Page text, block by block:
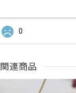
0
関連商品